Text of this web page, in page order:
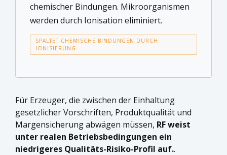
chemischer Bindungen. Mikroorganismen
werden durch Ionisation eliminiert.
SPALTET CHEMISCHE BINDUNGEN DURCH
IONISIERUNG
Für Erzeuger, die zwischen der Einhaltung
gesetzlicher Vorschriften, Produktqualität und
Margensicherung abwägen müssen, RF weist
unter realen Betriebsbedingungen ein
niedrigeres Qualitäts-Risiko-Profil auf..